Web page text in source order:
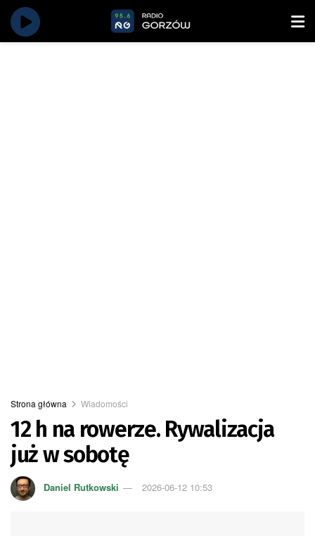
Strona główna Wiadomości
12 h na rowerze. Rywalizacja
już w sobotę
Daniel Rutkowski 2026-06-12 10:53